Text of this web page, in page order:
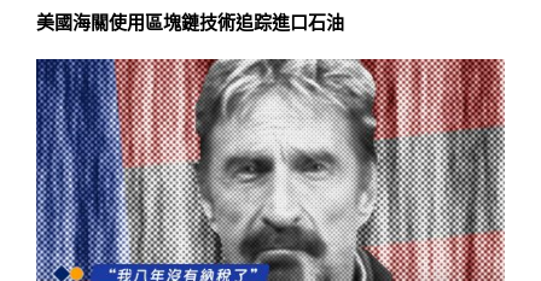
美國海關使用區塊鏈技術追踪進口石油